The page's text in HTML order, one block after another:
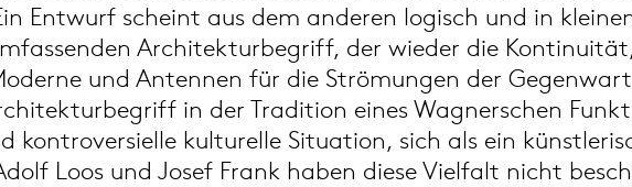
Entwurf scheint aus dem anderen logisch und in
Architekturbegriff, der wieder die
und Antennen für die Strömungen der
in der Tradition eines Wagnerschen
kontroversielle kulturelle Situation, sich als ein
Loos und Josef Frank haben diese Vielfalt nicht